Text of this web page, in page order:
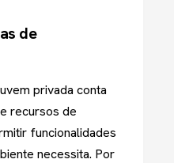
de
privada conta
recursos de
funcionalidades
necessita. Por